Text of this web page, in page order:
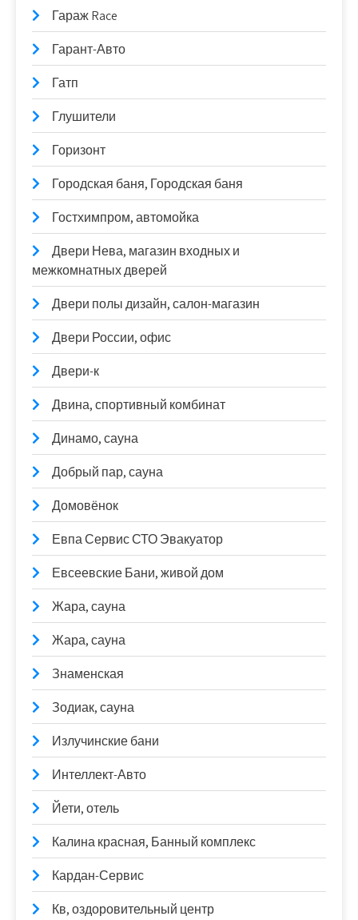
Гараж Race
Гарант-Авто
Гатп
Глушители
Горизонт
Городская баня, Городская баня
Гостхимпром, автомойка
Двери Нева, магазин входных и
межкомнатных дверей
Двери полы дизайн, салон-магазин
Двери России, офис
Двери-к
Двина, спортивный комбинат
Динамо, сауна
Добрый пар, сауна
Домовёнок
Евпа Сервис СТО Эвакуатор
Евсеевские Бани, живой дом
Жара, сауна
Жара, сауна
Знаменская
Зодиак, сауна
Излучинские бани
Интеллект-Авто
Йети, отель
Калина красная, Банный комплекс
Кардан-Сервис
Кв, оздоровительный центр